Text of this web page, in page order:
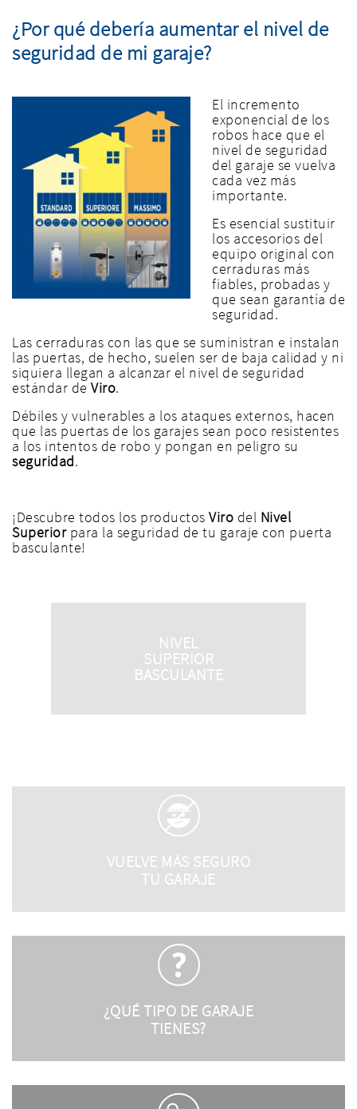
¿Por qué debería aumentar el nivel de
seguridad de mi garaje?
El incremento
exponencial de los
robos hace que el
nivel de seguridad
del garaje se vuelva
cada vez más
importante.
Es esencial sustituir
los accesorios del
equipo original con
cerraduras más
fiables, probadas y
que sean garantía de
seguridad.
Las cerraduras con las que se suministran e instalan
las puertas, de hecho, suelen ser de baja calidad y ni
siquiera llegan a alcanzar el nivel de seguridad
estándar de Viro.
Débiles y vulnerables a los ataques externos, hacen
que las puertas de los garajes sean poco resistentes
a los intentos de robo y pongan en peligro su
seguridad.
¡Descubre todos los productos Viro del Nivel
Superiorpara la seguridad de tu garaje con puerta
basculante!
NIVEL
SUPERIOR
BASCULANTE
VUELVE MÁS SEGURO
TU GARAJE
¿QUÉ TIPO DE GARAJE
TIENES?